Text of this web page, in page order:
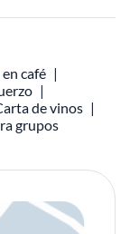
café
de vinos
grupos